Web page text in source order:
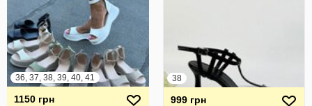
36, 37, 38, 39, 40, 41
1150 грн
38
999 грн